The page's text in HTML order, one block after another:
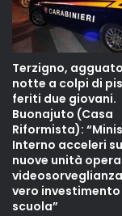
Terzigno,
notte a colpi di
feriti due giovani.
Buonajuto (Casa
Riformista):
Interno acceleri
nuove unità
vero investimento
scuola”